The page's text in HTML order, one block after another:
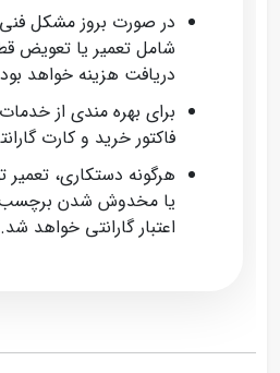
در صورت بروز مشکل
شامل تعمیر یا تعویض
دریافت هزینه خواهد
برای بهره‌ مندی از
فاکتور خرید و کارت
هرگونه دستکاری، تعمیر
یا مخدوش شدن برچسب
اعتبار گارانتی خواهد شد.